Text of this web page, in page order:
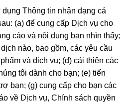
Thông tin nhận dạng cá
(a) để cung cấp Dịch vụ cho
cáo và nội dung bạn nhìn thấy;
nào, bao gồm, các yêu cầu
và dịch vụ; (d) cải thiện các
tôi dành cho bạn; (e) tiến
bạn; (g) cung cấp cho bạn các
về Dịch vụ, Chính sách quyền